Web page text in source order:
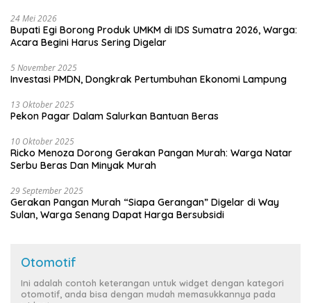
24 Mei 2026
Bupati Egi Borong Produk UMKM di IDS Sumatra 2026, Warga:
Acara Begini Harus Sering Digelar
5 November 2025
Investasi PMDN, Dongkrak Pertumbuhan Ekonomi Lampung
13 Oktober 2025
Pekon Pagar Dalam Salurkan Bantuan Beras
10 Oktober 2025
Ricko Menoza Dorong Gerakan Pangan Murah: Warga Natar
Serbu Beras Dan Minyak Murah
29 September 2025
Gerakan Pangan Murah “Siapa Gerangan” Digelar di Way
Sulan, Warga Senang Dapat Harga Bersubsidi
Otomotif
Ini adalah contoh keterangan untuk widget dengan kategori
otomotif, anda bisa dengan mudah memasukkannya pada